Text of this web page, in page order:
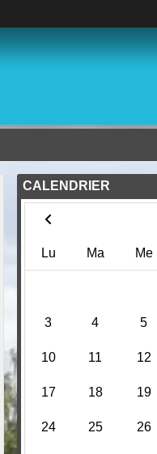
CALENDRIER
Lu Ma Me
3 4 5
10 11 12
17 18 19
24 25 26